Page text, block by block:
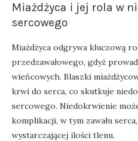
Miażdżyca i jej rola w
sercowego
Miażdżyca odgrywa kluczową
przedzawałowego, gdyż
wieńcowych. Blaszki
krwi do serca, co skutkuje
sercowego. Niedokrwienie
komplikacji, w tym zawału
wystarczającej ilości tlenu.